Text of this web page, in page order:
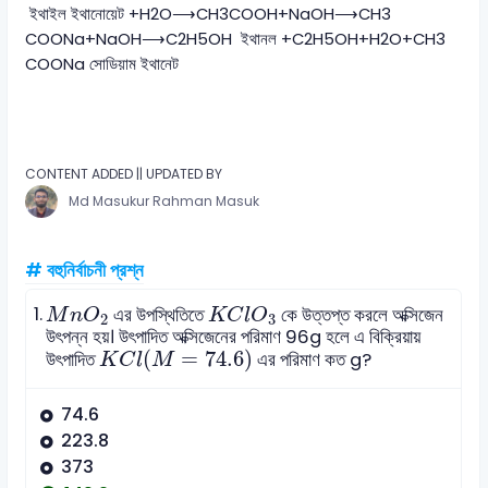
ইথাইল ইথানোয়েট ​+H2​O⟶CH3​COOH+NaOH⟶CH3​
COONa+NaOH⟶C2​H5​OH ইথানল ​+C2​H5​OH+H2​O+CH3​
COONa সোডিয়াম ইথানেট ​​​
CONTENT ADDED || UPDATED BY
Md Masukur Rahman Masuk
# বহুনির্বাচনী প্রশ্ন
1. MnO2
MnO2 এর উপস্থিতিতে KClO3
KClO3 কে উত্তপ্ত করলে অক্সিজেন
উৎপন্ন হয়। উৎপাদিত অক্সিজেনের পরিমাণ 96g হলে এ বিক্রিয়ায়
উৎপাদিতKCl(M = 74.6)
KCl(M=74.6) এর পরিমাণ কত g?
74.6
223.8
373